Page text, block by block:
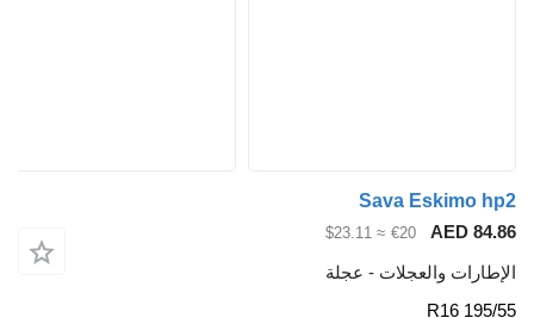
Sava
€20
≈ $23.11
والعجلات - عجلة